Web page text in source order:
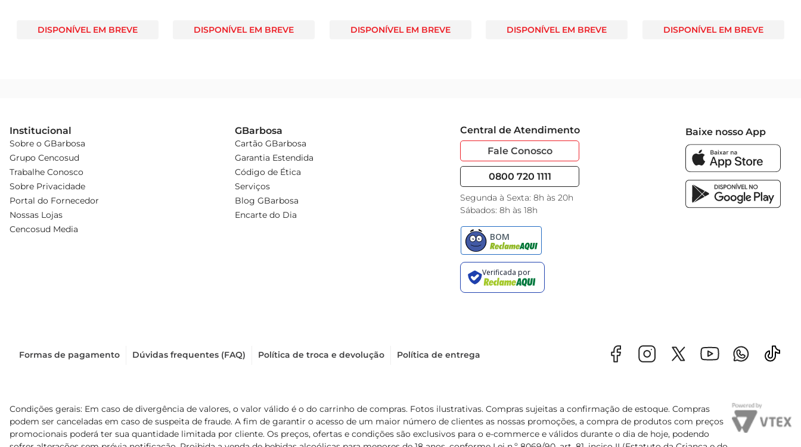
DISPONÍVEL EM BREVE DISPONÍVEL EM BREVE DISPONÍVEL EM BREVE DISPONÍVEL EM BREVE DISPONÍVEL EM BREVE
Institucional
Sobre o GBarbosa
Grupo Cencosud
Trabalhe Conosco
Sobre Privacidade
Portal do Fornecedor
Nossas Lojas
Cencosud Media
GBarbosa
Cartão GBarbosa
Garantia Estendida
Código de Ética
Serviços
Blog GBarbosa
Encarte do Dia
Central de Atendimento
Fale Conosco
0800 720 1111
Segunda à Sexta: 8h às 20h
Sábados: 8h às 18h
Baixe nosso App
Formas de pagamento Dúvidas frequentes (FAQ) Política de troca e devolução Política de entrega
Condições gerais: Em caso de divergência de valores, o valor válido é o do carrinho de compras. Fotos ilustrativas. Compras sujeitas a confirmação de estoque. Compras
podem ser canceladas em caso de suspeita de fraude. A fim de garantir o acesso de um maior número de clientes as nossas promoções, a compra de produtos com preços
promocionais poderá ter sua quantidade limitada por cliente. Os preços, ofertas e condições são exclusivos para o e-commerce e válidos durante o dia de hoje, podendo